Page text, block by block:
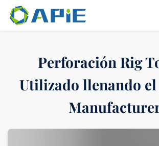
Perforación Rig
Utilizado llenando